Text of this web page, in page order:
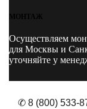
МОНТАЖ
Осуществляем
для Москвы и
уточняйте у
✆ 8 (800) 533-